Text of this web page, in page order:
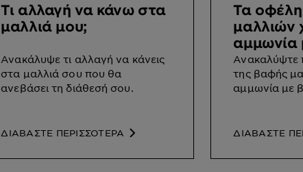
Τι αλλαγή να κάνω στα
μαλλιά μου;
Ανακάλυψε τι αλλαγή να κάνεις
στα μαλλιά σου που θα
ανεβάσει τη διάθεσή σου.
ΔΙΑΒΑΣΤΕ ΠΕΡΙΣΣΟΤΕΡΑ
Τα
μαλλιών
αμμωνία
έλαια
Ανακαλύψτε
της βαφής
αμμωνία με
ΔΙΑΒΑΣΤΕ